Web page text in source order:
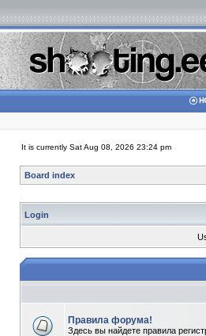
It is currently Sat Aug 08, 2026 23:24 pm
Board index
Login
Правила форума!
Здесь вы найдете правила